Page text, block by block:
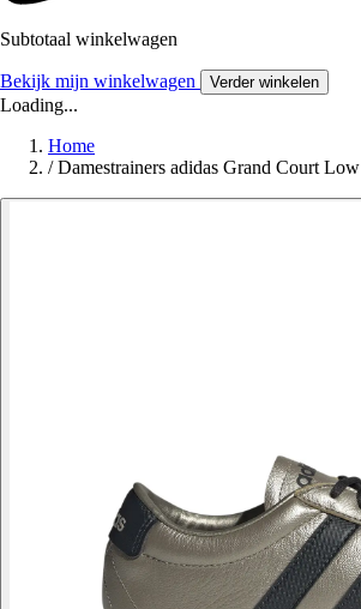
Subtotaal winkelwagen
Bekijk mijn winkelwagen Verder winkelen
Loading...
Home
/ Damestrainers adidas Grand Court Low